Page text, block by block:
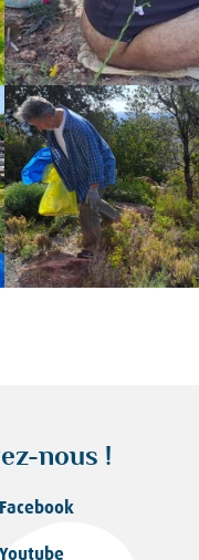
nous !
Facebook
Youtube